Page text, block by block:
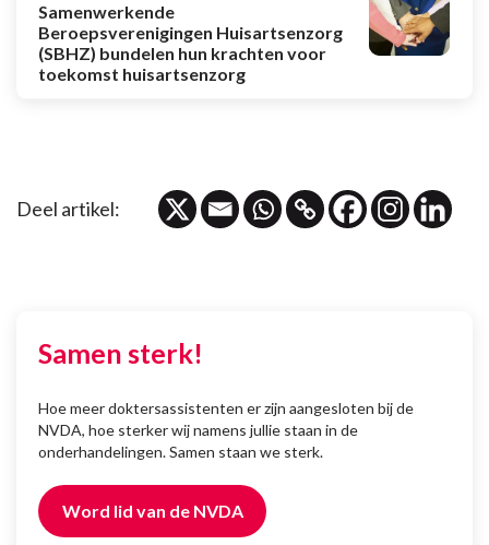
Samenwerkende
Beroepsverenigingen Huisartsenzorg
(SBHZ) bundelen hun krachten voor
toekomst huisartsenzorg
Deel artikel:
Samen sterk!
Hoe meer doktersassistenten er zijn aangesloten bij de
NVDA, hoe sterker wij namens jullie staan in de
onderhandelingen. Samen staan we sterk.
Word lid van de NVDA